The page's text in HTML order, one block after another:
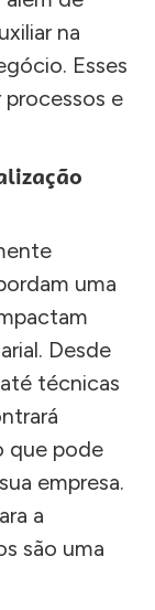
na
Esses
processos e
uma
Desde
técnicas
que pode
empresa.
a
são uma